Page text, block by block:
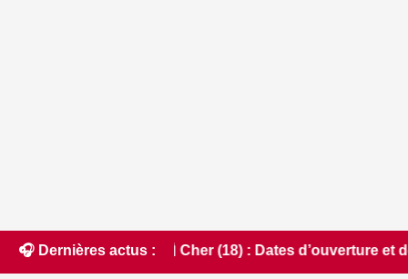
🎧 Dernières actus :
Cher (18) : Dates d’ouverture et de fermeture de